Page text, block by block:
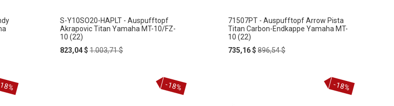
S-Y10SO20-HAPLT - Auspufftopf
Akrapovic Titan Yamaha MT-10/FZ-
10 (22)
Special
823,04 $ Regular
1.003,71 $
71507PT - Auspufftopf Arrow Pista
Titan Carbon-Endkappe Yamaha MT-
10 (22)
Special
735,16 $ Regular
896,54 $
-18% -18%